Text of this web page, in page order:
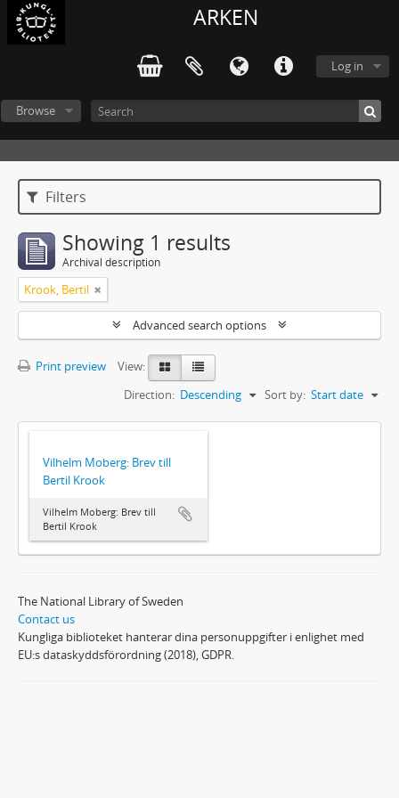
ARKEN
Log in
Browse
Filters
Showing 1 results
Archival description
Krook, Bertil
Advanced search options
Print preview
View:
Sort by: Start date
Direction: Descending
Vilhelm Moberg: Brev till
Bertil Krook
Vilhelm Moberg: Brev till
Bertil Krook
The National Library of Sweden
Contact us
Kungliga biblioteket hanterar dina personuppgifter i enlighet med
EU:s dataskyddsförordning (2018), GDPR.